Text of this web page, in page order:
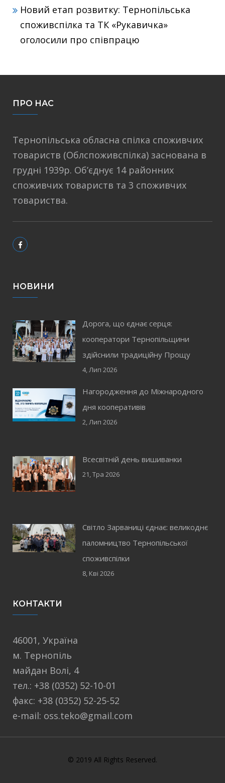
Новий етап розвитку: Тернопільська
споживспілка та ТК «Рукавичка»
оголосили про співпрацю
ПРО НАС
Тернопільська обласна спілка споживчих
товариств (Облспоживспілка) заснована в
грудні 1939р. Об’єднує 14 районних
споживчих товариств та 3 споживчих
товариства.
НОВИНИ
Дорога, що єднає серця:
кооператори Тернопільщини
здійснили традиційну Прощу
4, Лип 2026
Нагородження до Міжнародного
дня кооперативів
2, Лип 2026
Всесвітній день вишиванки
21, Тра 2026
Світло Зарваниці єднає: великоднє
паломництво Тернопільської
споживспілки
8, Кві 2026
КОНТАКТИ
46001, Україна
м. Тернопіль
майдан Волі, 4
тел.: +38 (0352) 52-10-01
факс: +38 (0352) 52-25-52
e-mail: oss.teko@gmail.com
© 2019 All Rights Reserved.